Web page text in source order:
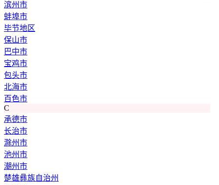
滨州市
蚌埠市
毕节地区
保山市
巴中市
宝鸡市
包头市
北海市
百色市
C
承德市
长治市
滁州市
池州市
潮州市
楚雄彝族自治州